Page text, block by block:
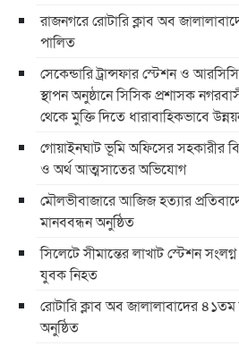
রাজনগরে রোটারি ক্লাব অব
পালিত
সেকেন্ডারি ট্রান্সফার স্টেশন ও আরসিসি
স্থাপন অনুষ্ঠানে সিসিক প্রশাসক
থেকে মুক্তি দিতে ধারাবাহিকভাবে
গোয়াইনঘাট ভূমি অফিসের সহকারীর
ও অর্থ আত্মসাতের অভিযোগ
মৌলভীবাজারে আজিজ হত্যার
মানববন্ধন অনুষ্ঠিত
সিলেটে সীমান্তের লাখাট স্টেশন
যুবক নিহত
রোটারি ক্লাব অব জালালাবাদের
অনুষ্ঠিত